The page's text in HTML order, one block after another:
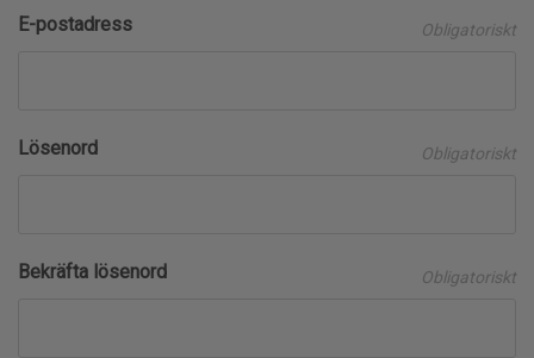
E-postadress Obligatoriskt
Lösenord Obligatoriskt
Bekräfta lösenord Obligatoriskt